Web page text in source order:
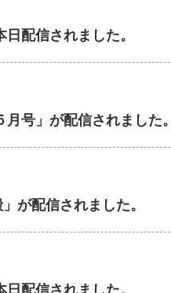
配信されました。
号」が配信されました。
が配信されました。
配信されました。